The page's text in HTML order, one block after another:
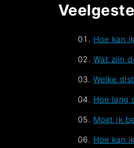
Hoe kan
Wat zijn
Welke
Hoe lang
Moet ik
Hoe kan